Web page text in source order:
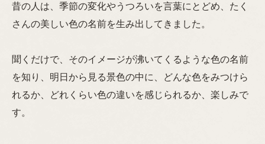
昔の人は、季節の変化やうつろいを言葉にとどめ、たく
さんの美しい色の名前を生み出してきました。
聞くだけで、そのイメージが沸いてくるような色の名前
を知り、明日から見る景色の中に、どんな色をみつけら
れるか、どれくらい色の違いを感じられるか、楽しみで
す。